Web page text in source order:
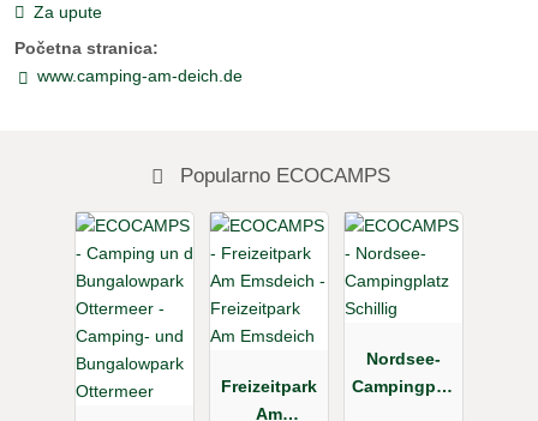
Za upute
Početna stranica:
www.camping-am-deich.de
Popularno ECOCAMPS
Freizeitpark
Am
Nordsee-
Campingplat